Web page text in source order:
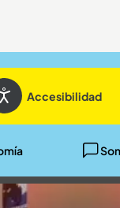
Accesibilidad